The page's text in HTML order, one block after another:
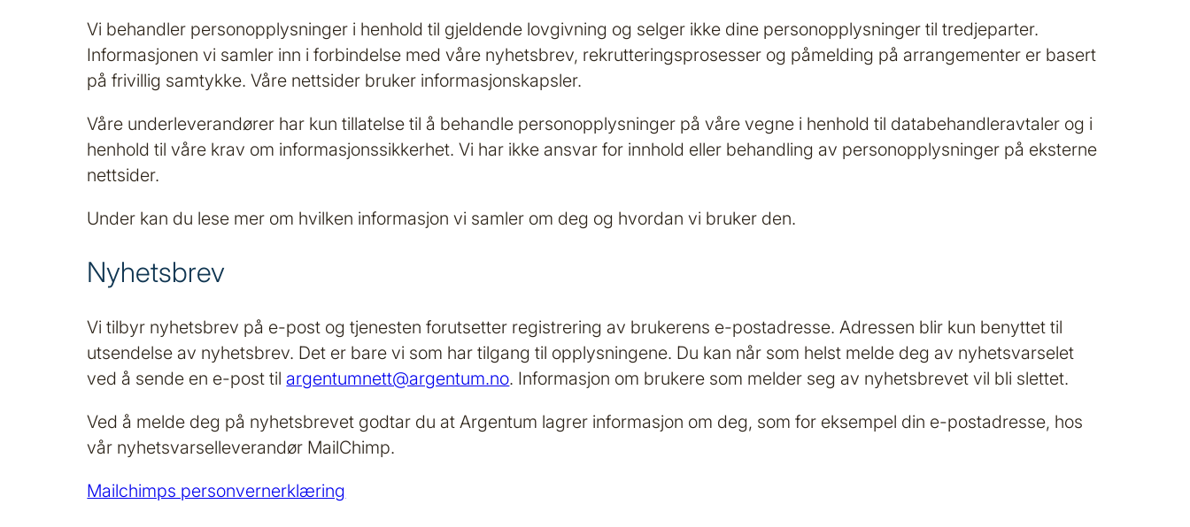
Vi behandler personopplysninger i henhold til gjeldende lovgivning og selger ikke dine personopplysninger til tredjeparter.
Informasjonen vi samler inn i forbindelse med våre nyhetsbrev, rekrutteringsprosesser og påmelding på arrangementer er basert
på frivillig samtykke. Våre nettsider bruker informasjonskapsler.
Våre underleverandører har kun tillatelse til å behandle personopplysninger på våre vegne i henhold til databehandleravtaler og i
henhold til våre krav om informasjonssikkerhet. Vi har ikke ansvar for innhold eller behandling av personopplysninger på eksterne
nettsider.
Under kan du lese mer om hvilken informasjon vi samler om deg og hvordan vi bruker den.
Nyhetsbrev
Vi tilbyr nyhetsbrev på e-post og tjenesten forutsetter registrering av brukerens e-postadresse. Adressen blir kun benyttet til
utsendelse av nyhetsbrev. Det er bare vi som har tilgang til opplysningene. Du kan når som helst melde deg av nyhetsvarselet
ved å sende en e-post til argentumnett@argentum.no. Informasjon om brukere som melder seg av nyhetsbrevet vil bli slettet.
Ved å melde deg på nyhetsbrevet godtar du at Argentum lagrer informasjon om deg, som for eksempel din e-postadresse, hos
vår nyhetsvarselleverandør MailChimp.
Mailchimps personvernerklæring